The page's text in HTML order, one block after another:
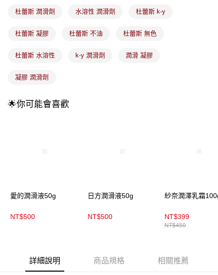
4.訂單成立30分鐘內，如未前往確認交易或遇審核未通過，訂單將自動取
法說明評估內容。
醒簡訊。
帳／街口支付／iPASS MONEY」等通路繳費。
1.本服務係由「台灣大哥大股份有限公司」（以下簡稱本公司）所提供，讓
用戶於交易時，得透過本服務購買商品或服務，並由商店將買賣／分期付款
全家取貨付款
付款後全家取貨
每筆NT$100，滿NT$899(含以上)免運費
每筆NT$100，滿NT$899(含以上)免運費
付款後7-11取貨
付款後門市自取
杜蕾斯 潤滑劑 水溶性 潤滑劑 杜蕾斯 k-y
杜蕾斯 凝膠 杜蕾斯 不油 杜蕾斯 無色
杜蕾斯 水溶性 k-y 潤滑劑 潤滑 凝膠
凝膠 潤滑劑
🌟你可能會喜歡
愛的潤滑液50g
NT$500
日方潤滑液50g
NT$500
紗奈潤澤乳霜
NT$399
NT$450
詳細說明 商品規格 相關推薦